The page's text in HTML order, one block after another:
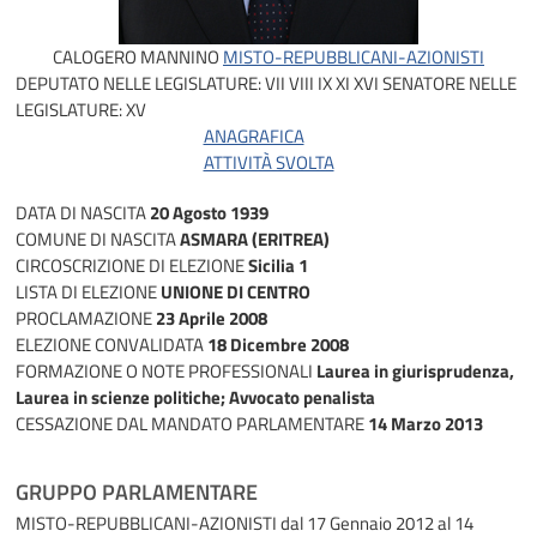
CALOGERO MANNINO MISTO-REPUBBLICANI-AZIONISTI
DEPUTATO NELLE LEGISLATURE:VIIVIII IXXIXVISENATORE NELLE
LEGISLATURE:XV
ANAGRAFICA
ATTIVITÀ SVOLTA
DATA DI NASCITA20 Agosto 1939
COMUNE DI NASCITAASMARA (ERITREA)
CIRCOSCRIZIONE DI ELEZIONESicilia 1
LISTA DI ELEZIONEUNIONE DI CENTRO
PROCLAMAZIONE23 Aprile 2008
ELEZIONE CONVALIDATA18 Dicembre 2008
FORMAZIONE O NOTE PROFESSIONALI Laurea in giurisprudenza,
Laurea in scienze politiche; Avvocato penalista
CESSAZIONE DAL MANDATO PARLAMENTARE14 Marzo 2013
GRUPPO PARLAMENTARE
MISTO-REPUBBLICANI-AZIONISTIdal 17 Gennaio 2012 al 14